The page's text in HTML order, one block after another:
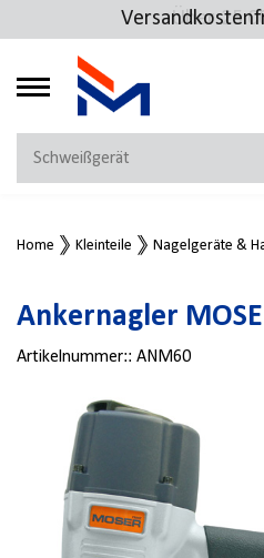
Über4.69
MEIN KONTO
Jetzt anmelden
NEU BEI FMOSER?
Jetzt registrieren
Home Kleinteile Nagelgeräte &
Ankernagler
Artikelnummer:: ANM60